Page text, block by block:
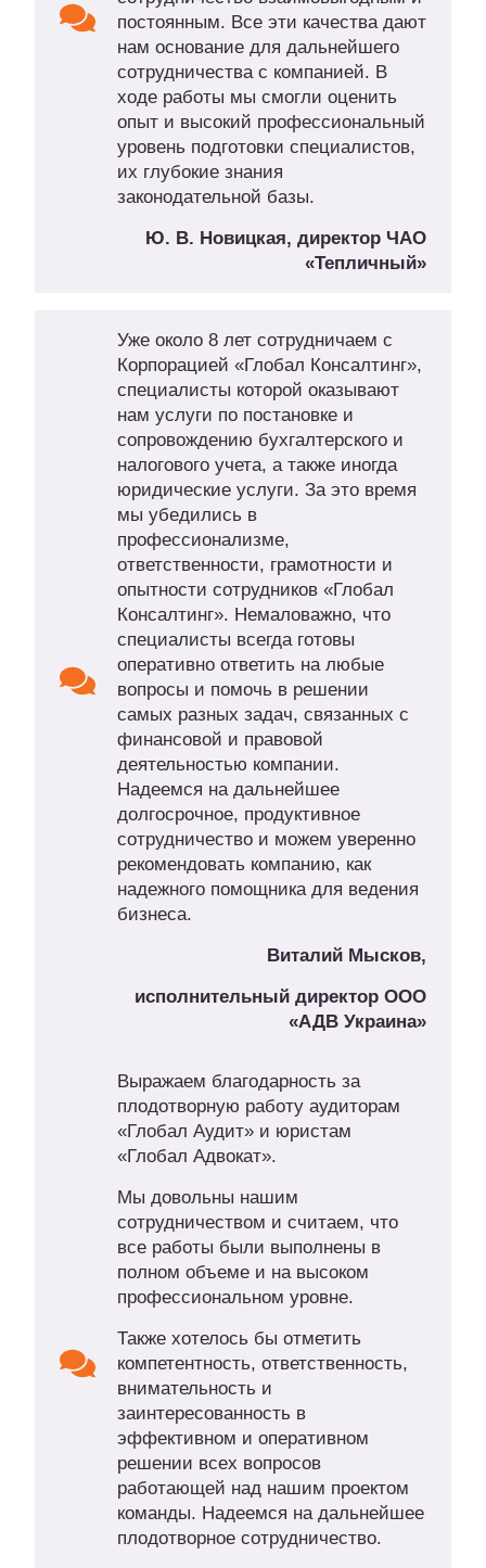
постоянным. Все эти качества дают
нам основание для дальнейшего
сотрудничества с компанией. В
ходе работы мы смогли оценить
опыт и высокий профессиональный
уровень подготовки специалистов,
их глубокие знания
законодательной базы.
Ю. В. Новицкая, директор ЧАО
«Тепличный»
Уже около 8 лет сотрудничаем с
Корпорацией «Глобал Консалтинг»,
специалисты которой оказывают
нам услуги по постановке и
сопровождению бухгалтерского и
налогового учета, а также иногда
юридические услуги. За это время
мы убедились в
профессионализме,
ответственности, грамотности и
опытности сотрудников «Глобал
Консалтинг». Немаловажно, что
специалисты всегда готовы
оперативно ответить на любые
вопросы и помочь в решении
самых разных задач, связанных с
финансовой и правовой
деятельностью компании.
Надеемся на дальнейшее
долгосрочное, продуктивное
сотрудничество и можем уверенно
рекомендовать компанию, как
надежного помощника для ведения
бизнеса.
Виталий Мысков,
исполнительный директор ООО
«АДВ Украина»
Выражаем благодарность за
плодотворную работу аудиторам
«Глобал Аудит» и юристам
«Глобал Адвокат».
Мы довольны нашим
сотрудничеством и считаем, что
все работы были выполнены в
полном объеме и на высоком
профессиональном уровне.
Также хотелось бы отметить
компетентность, ответственность,
внимательность и
заинтересованность в
эффективном и оперативном
решении всех вопросов
работающей над нашим проектом
команды. Надеемся на дальнейшее
плодотворное сотрудничество.